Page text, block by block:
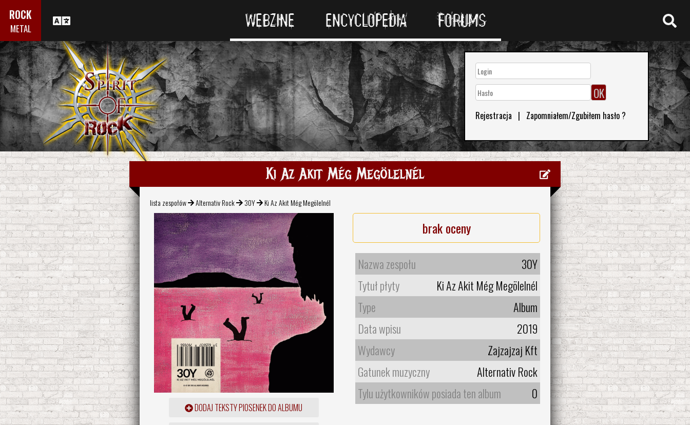
ROCK
METAL WEBZINE ENCYCLOPEDIA FORUMS
Rejestracja | Zapomniałem/Zgubiłem hasło ?
Ki Az Akit Még Megölelnél
lista zespołów Alternativ Rock 30Y Ki Az Akit Még Megölelnél
DODAJ TEKSTY PIOSENEK DO ALBUMU
brak oceny
Nazwa zespołu
30Y
Tytuł płyty
Ki Az Akit Még Megölelnél
Type
Album
Data wpisu
2019
Wydawcy
Zajzajzaj Kft
Gatunek muzyczny
Alternativ Rock
Tylu użytkowników posiada ten album
0